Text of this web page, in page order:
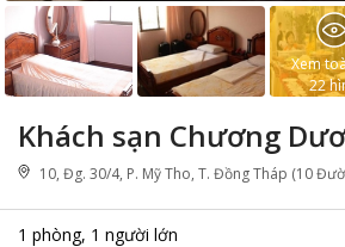
Khách sạn Chương
10, Đg. 30/4, P. Mỹ Tho, T. Đồng Tháp (10
1 phòng, 1 người lớn
Xem
22